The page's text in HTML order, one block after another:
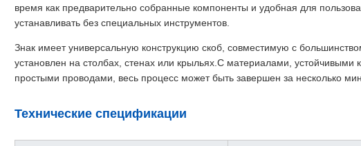
время как предварительно собранные компоненты и удобная для
устанавливать без специальных инструментов.
Знак имеет универсальную конструкцию скоб, совместимую с
установлен на столбах, стенах или крыльях.С материалами, устойчивыми
простыми проводами, весь процесс может быть завершен за несколько
Технические спецификации